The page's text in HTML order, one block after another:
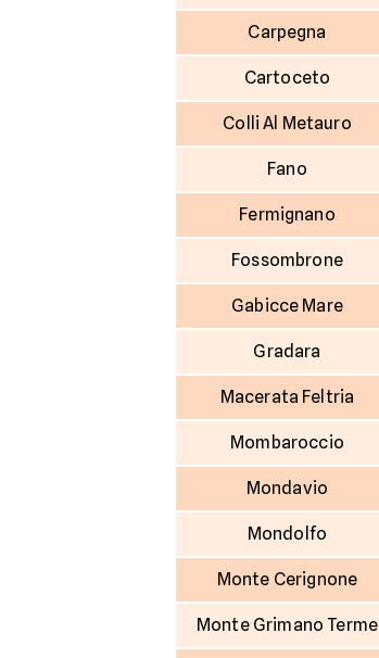
Carpegna
Cartoceto
Colli Al Metauro
Fano
Fermignano
Fossombrone
Gabicce Mare
Gradara
Macerata Feltria
Mombaroccio
Mondavio
Mondolfo
Monte Cerignone
Monte Grimano Terme